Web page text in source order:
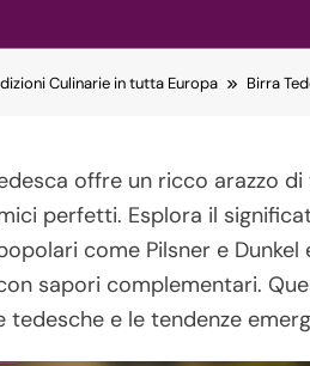
Culinarie in tutta Europa Birra
offre un ricco arazzo
perfetti. Esplora il
come Pilsner e
sapori complementari.
tedesche e le tendenze